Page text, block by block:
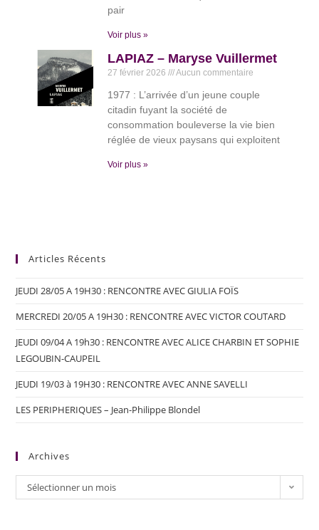
pair
Voir plus »
LAPIAZ – Maryse Vuillermet
27 février 2026 Aucun commentaire
1977 : L’arrivée d’un jeune couple
citadin fuyant la société de
consommation bouleverse la vie bien
réglée de vieux paysans qui exploitent
Voir plus »
Articles Récents
JEUDI 28/05 A 19H30 : RENCONTRE AVEC GIULIA FOÏS
MERCREDI 20/05 A 19H30 : RENCONTRE AVEC VICTOR COUTARD
JEUDI 09/04 A 19h30 : RENCONTRE AVEC ALICE CHARBIN ET SOPHIE
LEGOUBIN-CAUPEIL
JEUDI 19/03 à 19H30 : RENCONTRE AVEC ANNE SAVELLI
LES PERIPHERIQUES – Jean-Philippe Blondel
Archives
Sélectionner un mois